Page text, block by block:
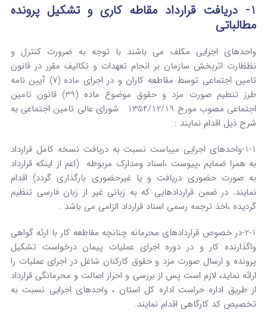
1-
دریافت قرارداد مقاطه کاری و تشکیل پرونده
مطالباتی
واحدهای اجرایی مکلف می باشند با توجه به ضرورت کنترل و
نظظارت اثربخش سازمان بر انجام تعهدات و تکالیف مقرر در قانون
تامین اجتماعی توسط مقاطعه کاران و در اجرای ماده (7) آیین نامه
طرز تنطیم صورت مزد و حقوق موضوع ماده (39) قانون تامین
اجتماعی مصوب مورخ 1354/12/19 شورای عالی تامین اجتماعی به
شرح ذیل اقدام نمایند :
1-1-واحدهای اجرایی میباست نسبت به دریافت نسخه کامل قرارداد
به همرا ضمایم ،پیوست ،اسناد ومدارک مربوطه (اعم از اینکه قرارداد
به صورت حضوری دریافت و یا غیرحضوری بارگذاری گردد) اقدام
نمایند. در ضمن قراردادهایی که به زبانی غیر از زبان فارسی تنظیم
گردیده ،اخذ ترجمه رسمی اسناد قرارداد الزامی می باشد .
2-1-در خصوص قراردادهای محرمانه چنانچه مقاطعه کار با ارئه گواهی
واگذارنده کار و در دوره اجرای عملیات پیمان درخواست تشکیل
پرونده و ارسال صورت مزد و حقوق کارکنان شاغل در اجرای عملیات را
ارائه نماید، لازم است پس از بررسی و احراز اصالت و محرمانگی قرارداد
از طریق اداره حراست اداره کل استان ، واحدهای اجرایی نسبت به
تخصیص کد کارگاهی اقدام نمایند.